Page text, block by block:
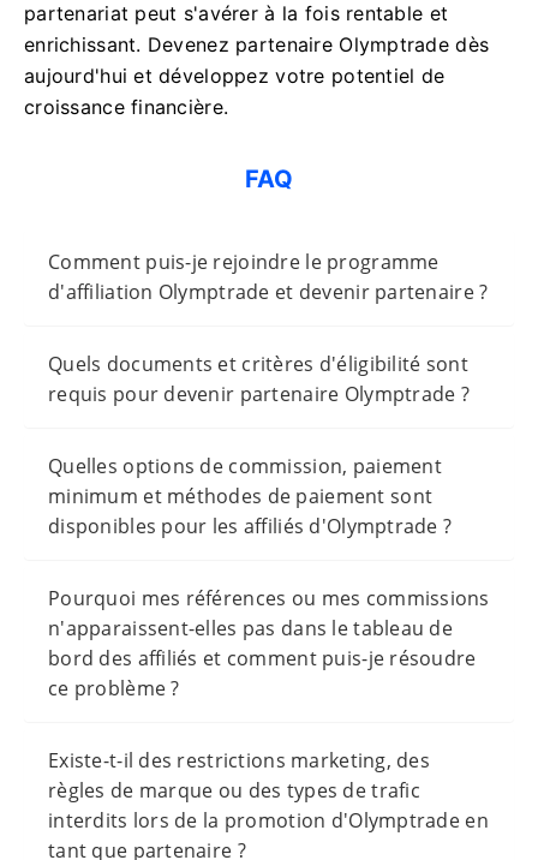
partenariat peut s'avérer à la fois rentable et
enrichissant. Devenez partenaire Olymptrade dès
aujourd'hui et développez votre potentiel de
croissance financière.
FAQ
Comment puis-je rejoindre le programme
d'affiliation Olymptrade et devenir partenaire ?
Quels documents et critères d'éligibilité sont
requis pour devenir partenaire Olymptrade ?
Quelles options de commission, paiement
minimum et méthodes de paiement sont
disponibles pour les affiliés d'Olymptrade ?
Pourquoi mes références ou mes commissions
n'apparaissent-elles pas dans le tableau de
bord des affiliés et comment puis-je résoudre
ce problème ?
Existe-t-il des restrictions marketing, des
règles de marque ou des types de trafic
interdits lors de la promotion d'Olymptrade en
tant que partenaire ?